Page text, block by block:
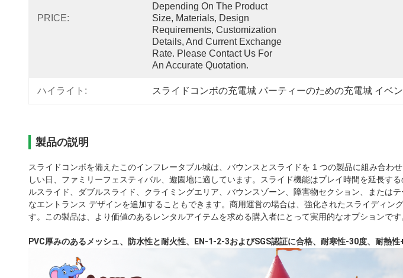
PRICE:
Depending On The Product
Size, Materials, Design
Requirements, Customization
Details, And Current Exchange
Rate. Please Contact Us For
An Accurate Quotation.
ハイライト: スライドコンボの充電城 パーティーのための充電城 イベ
製品の説明
スライドコンボを備えたこのインフレータブル城は、バウンスとスライドを 1 つの製品に組み合
しい日、ファミリーフェスティバル、遊園地に適しています。スライド機能はプレイ時間を延長
ルスライド、ダブルスライド、クライミングエリア、バウンスゾーン、障害物セクション、また
なエントランス デザインを追加することもできます。商用運営の場合は、強化されたスライディ
す。この製品は、より価値のあるレンタルアイテムを求める購入者にとって実用的なオプションです
PVC厚みのあるメッシュ、防水性と耐火性、EN-1-2-3およびSGS認証に合格、耐寒性-30度、耐熱性